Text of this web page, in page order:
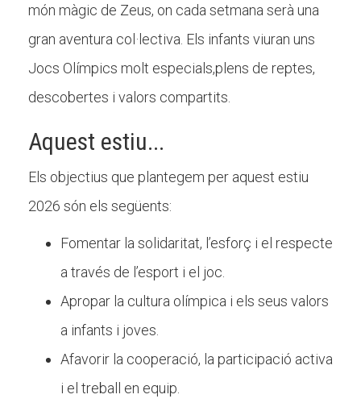
món màgic de Zeus, on cada setmana serà una
gran aventura col·lectiva. Els infants viuran uns
Jocs Olímpics molt especials,plens de reptes,
descobertes i valors compartits.
Aquest estiu...
Els objectius que plantegem per aquest estiu
2026 són els següents:
Fomentar la solidaritat, l’esforç i el respecte
a través de l’esport i el joc.
Apropar la cultura olímpica i els seus valors
a infants i joves.
Afavorir la cooperació, la participació activa
i el treball en equip.
ACTUALITAT
Notícies
Butlletins
Fundesplai als mitjans
Xarxes socials
Fes voluntariat
Fes un donatiu
Treballa amb nosaltres